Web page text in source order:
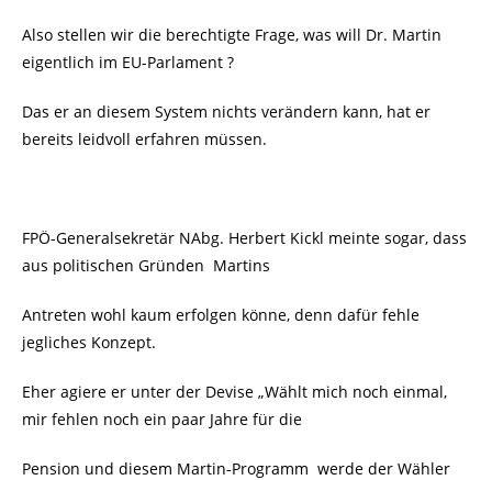
Also stellen wir die berechtigte Frage, was will Dr. Martin
eigentlich im EU-Parlament ?
Das er an diesem System nichts verändern kann, hat er
bereits leidvoll erfahren müssen.
FPÖ-Generalsekretär NAbg. Herbert Kickl meinte sogar, dass
aus politischen Gründen Martins
Antreten wohl kaum erfolgen könne, denn dafür fehle
jegliches Konzept.
Eher agiere er unter der Devise „Wählt mich noch einmal,
mir fehlen noch ein paar Jahre für die
Pension und diesem Martin-Programm werde der Wähler